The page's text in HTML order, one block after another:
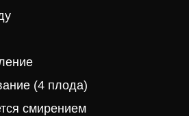
(4 плода)
смирением